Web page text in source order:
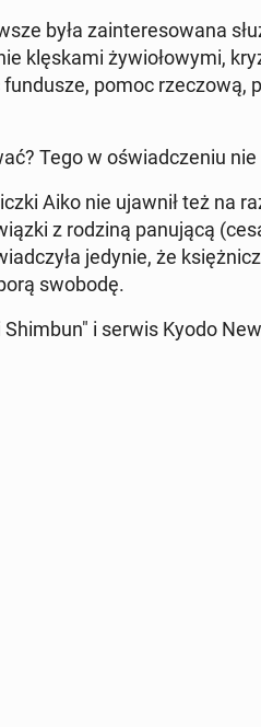
była za­in­te­re­so­wa­na
klę­ska­mi ży­wio­ło­wy­mi,
pomoc rze­czo­wą,
Tego w oświad­cze­niu
Aiko nie ujawnił też na
z rodziną pa­nu­ją­cą
jedynie, że
swobodę.
i serwis Kyodo